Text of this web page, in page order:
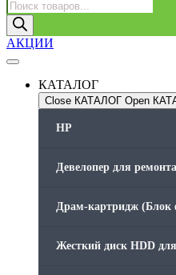
Поиск
товаров
АКЦИИ
КАТАЛОГ
Close КАТАЛОГ Open
HP
Девелопер для ремонта
Драм-картридж (Блок
Жесткий диск HDD